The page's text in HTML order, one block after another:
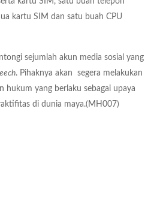
kartu SIM dan satu buah CPU
sejumlah akun media sosial yang
. Pihaknya akan segera melakukan
hukum yang berlaku sebagai upaya
di dunia maya.(MH007)